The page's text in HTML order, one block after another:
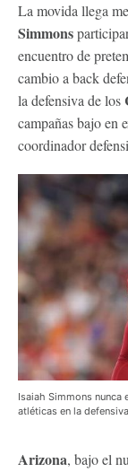
La movida llega
Simmons
encuentro de
cambio a back
la defensiva de los
campañas bajo en
coordinador
Isaiah Simmons
atléticas en la
Arizona, bajo el